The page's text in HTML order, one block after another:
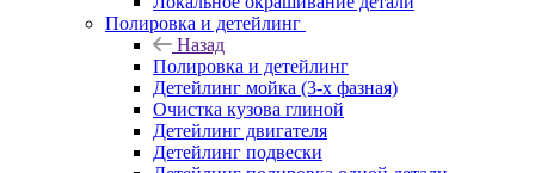
Полировка и детейлинг
Назад
Полировка и детейлинг
Детейлинг мойка (3-х фазная)
Очистка кузова глиной
Детейлинг двигателя
Детейлинг подвески